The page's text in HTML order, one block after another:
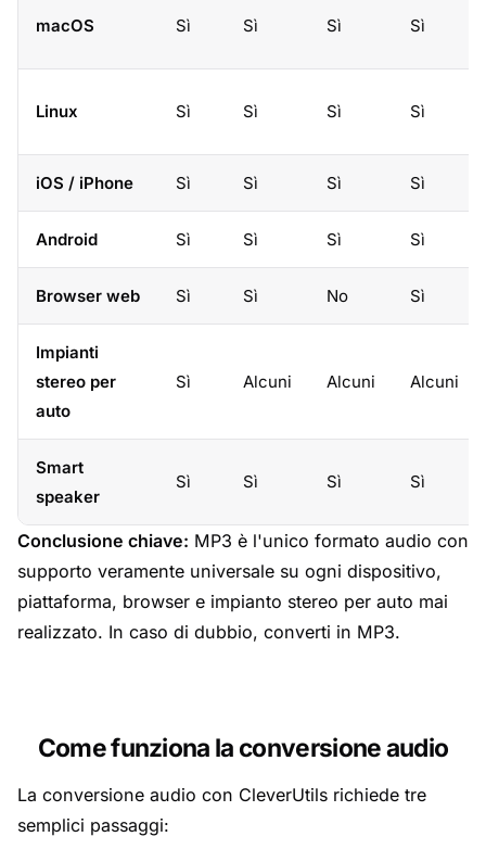
macOS Sì Sì Sì Sì
Linux Sì Sì Sì Sì
iOS / iPhone Sì Sì Sì Sì
Android Sì Sì Sì Sì
Browser web Sì Sì No Sì
Impianti
stereo per
auto
Sì Alcuni Alcuni Alcuni
Smart
speaker
Sì Sì Sì Sì
Conclusione chiave: MP3 è l'unico formato audio con
supporto veramente universale su ogni dispositivo,
piattaforma, browser e impianto stereo per auto mai
realizzato. In caso di dubbio, converti in MP3.
Come funziona la conversione audio
La conversione audio con CleverUtils richiede tre
semplici passaggi: